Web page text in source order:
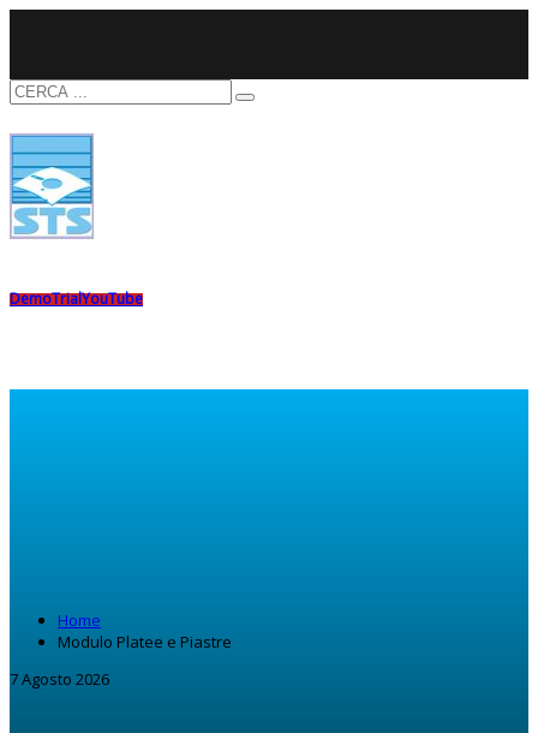
DemoTrialYouTube
Home
Modulo Platee e Piastre
7 Agosto 2026